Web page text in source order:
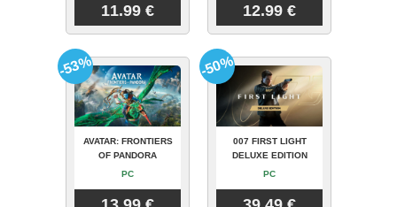
11.99 € 12.99 €
AVATAR: FRONTIERS
OF PANDORA
PC
-53%
007 FIRST LIGHT
DELUXE EDITION
PC
-50%